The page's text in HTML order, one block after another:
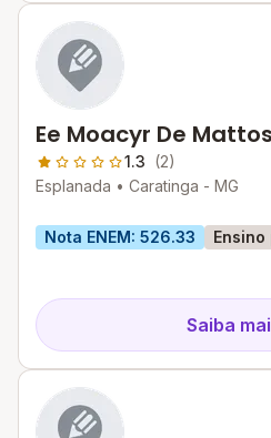
Ee Moacyr De Mattos
1.3 (2)
Esplanada • Caratinga - MG
Nota ENEM: 526.33
Saiba